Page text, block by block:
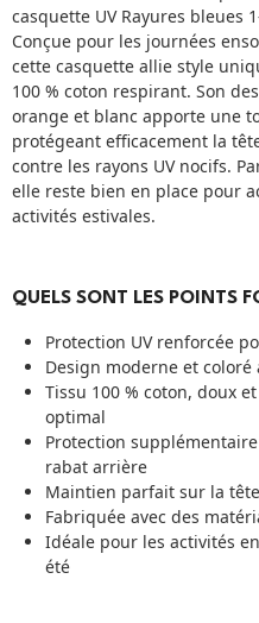
casquette UV Rayures bleues
Conçue pour les journées
cette casquette allie style
100 % coton respirant. Son
orange et blanc apporte une
protégeant efficacement la
contre les rayons UV nocifs.
elle reste bien en place pour
activités estivales.
QUELS SONT LES POINTS
Protection UV renforcée
Design moderne et coloré
Tissu 100 % coton, doux
optimal
Protection
rabat arrière
Maintien parfait sur la
Fabriquée avec des
Idéale pour les activités
été